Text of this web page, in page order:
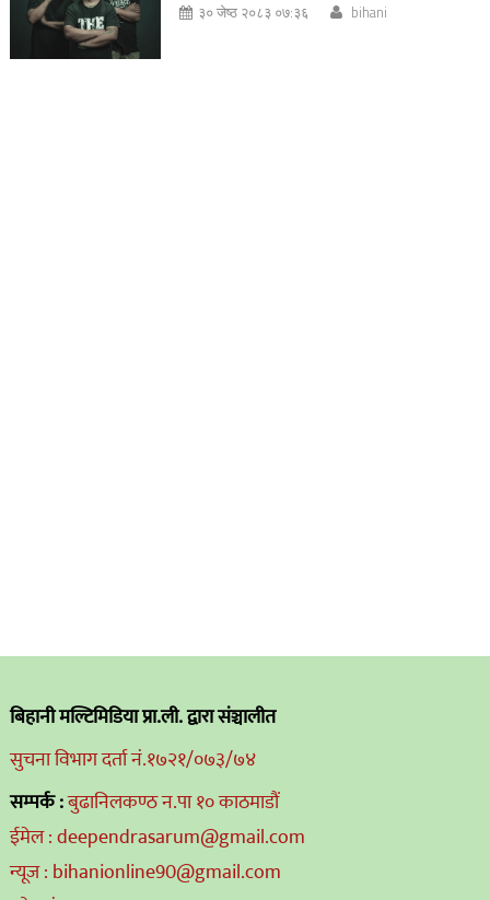
३० जेष्ठ २०८३ ०७:३६ bihani
बिहानी मल्टिमिडिया प्रा.ली. द्वारा संञ्चालीत
सुचना विभाग दर्ता नं.१७२१/०७३/७४
सम्पर्क :बुढानिलकण्ठ न.पा १० काठमाडौं
ईमेल : deependrasarum@gmail.com
न्यूज : bihanionline90@gmail.com